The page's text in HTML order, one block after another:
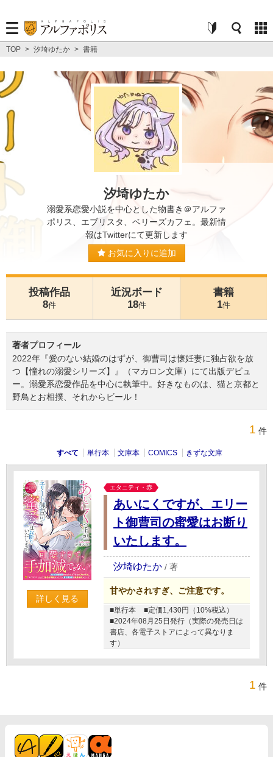
TOP > 汐埼ゆたか > 書籍
汐埼ゆたか
溺愛系恋愛小説を中心とした物書き＠アルファ
ポリス、エブリスタ、ベリーズカフェ。最新情
報はTwitterにて更新します
お気に入りに追加
投稿作品
8件
近況ボード
18件
書籍
1件
著者プロフィール
2022年『愛のない結婚のはずが、御曹司は懐妊妻に独占欲を放
つ【憧れの溺愛シリーズ】』（マカロン文庫）にて出版デビュ
ー。溺愛系恋愛作品を中心に執筆中。好きなものは、猫と京都と
野鳥とお相撲、それからビール！
1 件
すべて 単行本 文庫本 COMICS きずな文庫
詳しく見る
エタニティ・赤
あいにくですが、エリー
ト御曹司の蜜愛はお断り
いたします。
汐埼ゆたか / 著
甘やかされすぎ、ご注意です。
■単行本
■定価1,430円（10%税込）
■2024年08月25日発行（実際の発売日は
書店、各電子ストアによって異なりま
す）
1 件